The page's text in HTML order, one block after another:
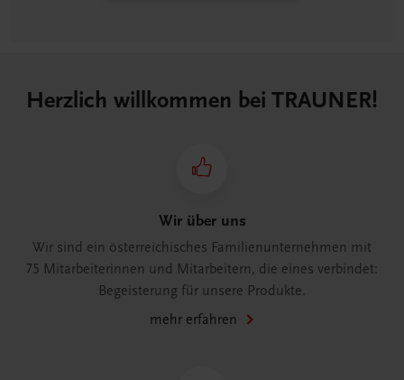
Herzlich willkommen bei TRAUNER!
Wir über uns
Wir sind ein österreichisches Familienunternehmen mit
75 Mitarbeiterinnen und Mitarbeitern, die eines verbindet:
Begeisterung für unsere Produkte.
mehr erfahren